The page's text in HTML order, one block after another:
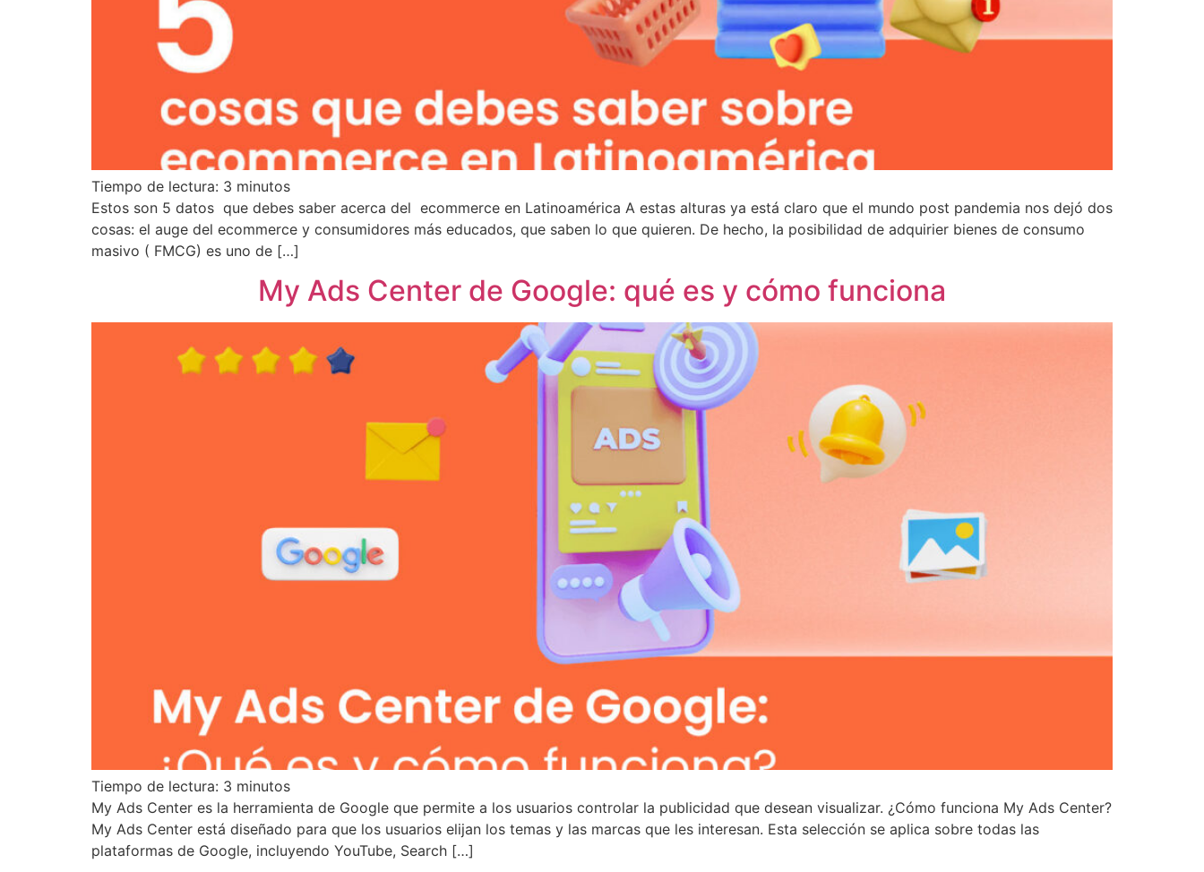
Tiempo de lectura: 3 minutos
Estos son 5 datos que debes saber acerca del ecommerce en Latinoamérica A estas alturas ya está claro que el mundo post pandemia nos dejó dos
cosas: el auge del ecommerce y consumidores más educados, que saben lo que quieren. De hecho, la posibilidad de adquirier bienes de consumo
masivo ( FMCG) es uno de […]
My Ads Center de Google: qué es y cómo funciona
Tiempo de lectura: 3 minutos
My Ads Center es la herramienta de Google que permite a los usuarios controlar la publicidad que desean visualizar. ¿Cómo funciona My Ads Center?
My Ads Center está diseñado para que los usuarios elijan los temas y las marcas que les interesan. Esta selección se aplica sobre todas las
plataformas de Google, incluyendo YouTube, Search […]